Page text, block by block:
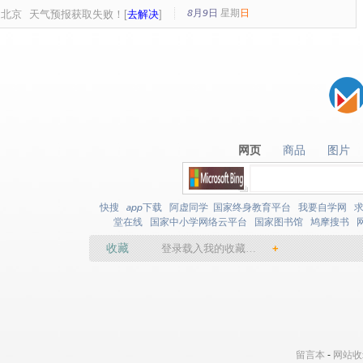
北京 天气预报获取失败！[去解决] 8月9日 星期 日
网页
网页 商品
商品 图片
图片
快搜 app下载 阿虚同学 国家终身教育平台 我要自学网
堂在线
国家中小学网络云平台 国家图书馆 鸠摩搜书
收藏 登录载入我的收藏… +
留言本 - 网站